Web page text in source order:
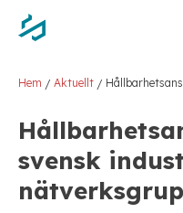
Hem / Aktuellt /
svensk